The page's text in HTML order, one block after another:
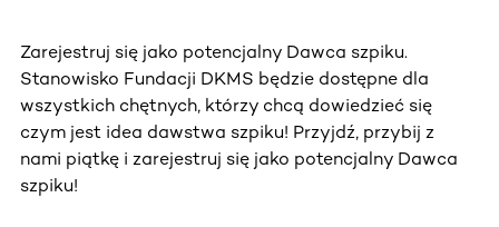
Zarejestruj się jako potencjalny Dawca szpiku.
Stanowisko Fundacji DKMS będzie dostępne dla
wszystkich chętnych, którzy chcą dowiedzieć się
czym jest idea dawstwa szpiku! Przyjdź, przybij z
nami piątkę i zarejestruj się jako potencjalny Dawca
szpiku!